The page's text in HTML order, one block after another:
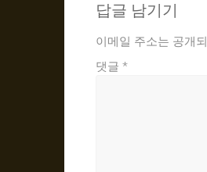
답글 남기기
이메일 주소는 공개
댓글 *